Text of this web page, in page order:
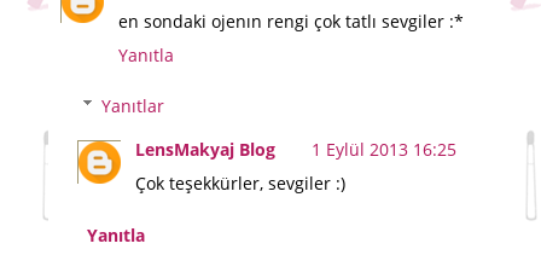
en sondaki ojenın rengi çok tatlı sevgiler :*
Yanıtla
Yanıtlar
LensMakyaj Blog
1 Eylül 2013 16:25
Çok teşekkürler, sevgiler :)
Yanıtla